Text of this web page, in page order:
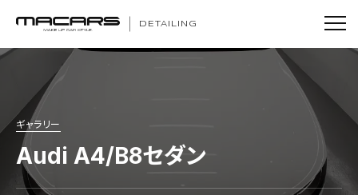
DETAILING
ギャラリー
Audi A4/B8セダン